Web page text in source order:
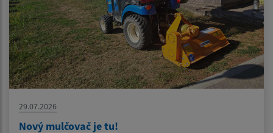
29.07.2026
Nový mulčovač je tu!